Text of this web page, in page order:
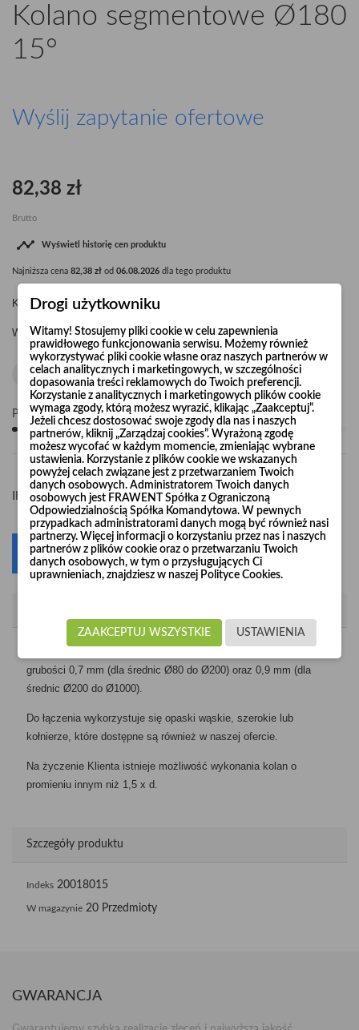
Kolano segmentowe Ø180
15°
Wyślij zapytanie ofertowe
82,38 zł
Brutto
 Wyświetl historię cen produktu
Najniższa cena 82,38 zł od 06.08.2026 dla tego produktu
Kolano segmentowe Ø180 15° R=1,5 x d
Waga kolana: 0,40 kg.
Pośpiesz się! Tylko 20sztuk w magazynie
Ilość - +
Dodaj do koszyka 0
grubości 0,7 mm (dla średnic Ø80 do Ø200) oraz 0,9 mm (dla
średnic Ø200 do Ø1000).
Do łączenia wykorzystuje się opaski wąskie, szerokie lub
kołnierze, które dostępne są również w naszej ofercie.
Na życzenie Klienta istnieje możliwość wykonania kolan o
promieniu innym niż 1,5 x d.
Szczegóły produktu
Indeks 20018015
W magazynie 20 Przedmioty
GWARANCJA
Drogi użytkowniku
Witamy! Stosujemy pliki cookie w celu zapewnienia
prawidłowego funkcjonowania serwisu. Możemy również
wykorzystywać pliki cookie własne oraz naszych partnerów w
celach analitycznych i marketingowych, w szczególności
dopasowania treści reklamowych do Twoich preferencji.
Korzystanie z analitycznych i marketingowych plików cookie
wymaga zgody, którą możesz wyrazić, klikając „Zaakceptuj”.
Jeżeli chcesz dostosować swoje zgody dla nas i naszych
partnerów, kliknij „Zarządzaj cookies”. Wyrażoną zgodę
możesz wycofać w każdym momencie, zmieniając wybrane
ustawienia. Korzystanie z plików cookie we wskazanych
powyżej celach związane jest z przetwarzaniem Twoich
danych osobowych. Administratorem Twoich danych
osobowych jest FRAWENT Spółka z Ograniczoną
Odpowiedzialnością Spółka Komandytowa. W pewnych
przypadkach administratorami danych mogą być również nasi
partnerzy. Więcej informacji o korzystaniu przez nas i naszych
partnerów z plików cookie oraz o przetwarzaniu Twoich
danych osobowych, w tym o przysługujących Ci
uprawnieniach, znajdziesz w naszej Polityce Cookies.
USTAWIENIA
ZAAKCEPTUJ WSZYSTKIE